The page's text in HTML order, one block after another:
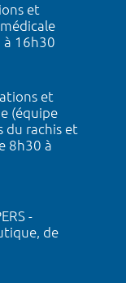
et
à 16h30
et
(équipe
du rachis et
8h30 à
-
de